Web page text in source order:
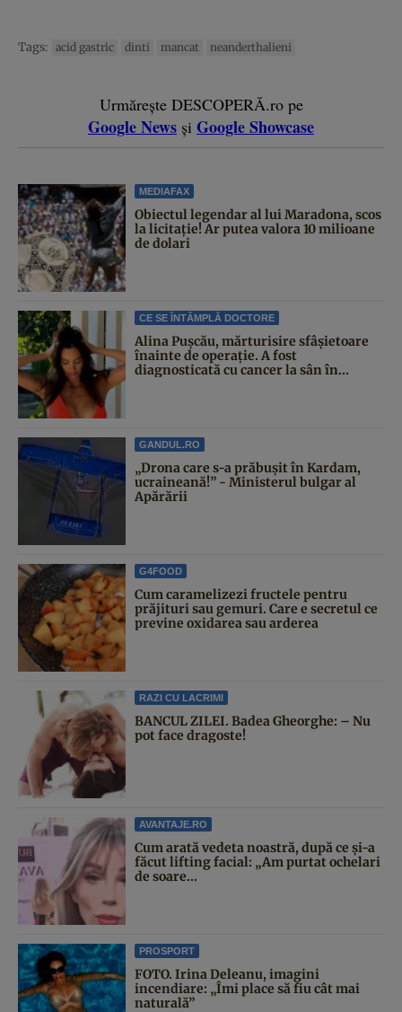
Tags: acid gastric dinti mancat neanderthalieni
Urmărește DESCOPERĂ.ro pe
Google News și Google Showcase
MEDIAFAX
Obiectul legendar al lui Maradona, scos
la licitație! Ar putea valora 10 milioane
de dolari
CE SE ÎNTÂMPLĂ DOCTORE
Alina Pușcău, mărturisire sfâșietoare
înainte de operație. A fost
diagnosticată cu cancer la sân în...
GANDUL.RO
„Drona care s-a prăbușit în Kardam,
ucraineană!” - Ministerul bulgar al
Apărării
G4FOOD
Cum caramelizezi fructele pentru
prăjituri sau gemuri. Care e secretul ce
previne oxidarea sau arderea
RAZI CU LACRIMI
BANCUL ZILEI. Badea Gheorghe: – Nu
pot face dragoste!
AVANTAJE.RO
Cum arată vedeta noastră, după ce și-a
făcut lifting facial: „Am purtat ochelari
de soare...
PROSPORT
FOTO. Irina Deleanu, imagini
incendiare: „Îmi place să fiu cât mai
naturală”